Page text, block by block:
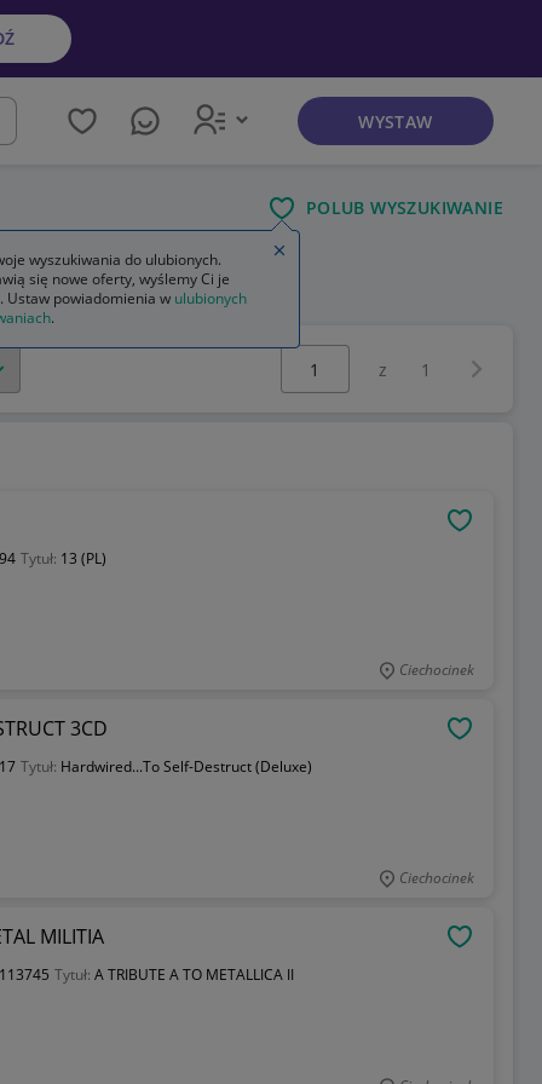
WYSTAW
POLUB WYSZUKIWANIE
Wybierz stronę:
z 1
Tytuł: 13 (PL)
Ciechocinek
3CD
Tytuł: Hardwired...To Self-Destruct (Deluxe)
Ciechocinek
MILITIA
Tytuł: A TRIBUTE A TO METALLICA II
wyszukiwania do ulubionych.
się nowe oferty, wyślemy Ci je
Ustaw powiadomienia w ulubionych
.
Zamknij wskazówkę